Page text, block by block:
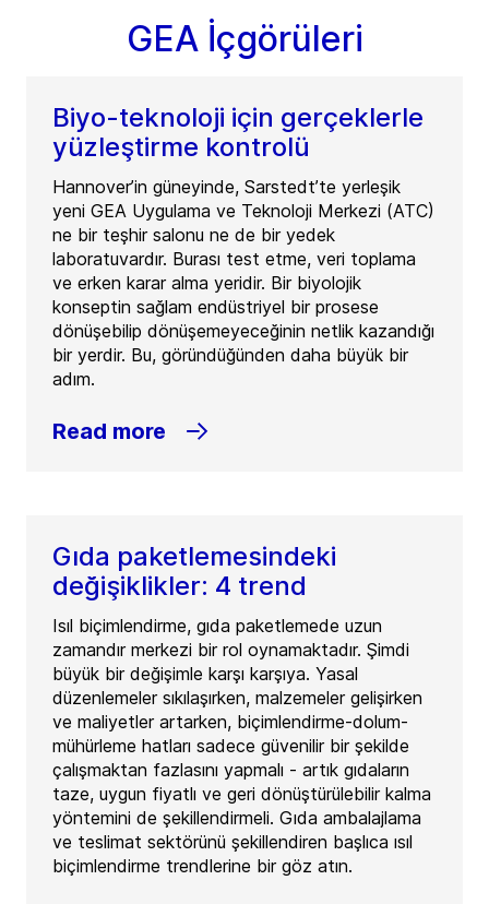
GEA İçgörüleri
Biyo-teknoloji için gerçeklerle
yüzleştirme kontrolü
Hannover’in güneyinde, Sarstedt’te yerleşik
yeni GEA Uygulama ve Teknoloji Merkezi (ATC)
ne bir teşhir salonu ne de bir yedek
laboratuvardır. Burası test etme, veri toplama
ve erken karar alma yeridir. Bir biyolojik
konseptin sağlam endüstriyel bir prosese
dönüşebilip dönüşemeyeceğinin netlik kazandığı
bir yerdir. Bu, göründüğünden daha büyük bir
adım.
Read more
Gıda paketlemesindeki
değişiklikler: 4 trend
Isıl biçimlendirme, gıda paketlemede uzun
zamandır merkezi bir rol oynamaktadır. Şimdi
büyük bir değişimle karşı karşıya. Yasal
düzenlemeler sıkılaşırken, malzemeler gelişirken
ve maliyetler artarken, biçimlendirme-dolum-
mühürleme hatları sadece güvenilir bir şekilde
çalışmaktan fazlasını yapmalı - artık gıdaların
taze, uygun fiyatlı ve geri dönüştürülebilir kalma
yöntemini de şekillendirmeli. Gıda ambalajlama
ve teslimat sektörünü şekillendiren başlıca ısıl
biçimlendirme trendlerine bir göz atın.